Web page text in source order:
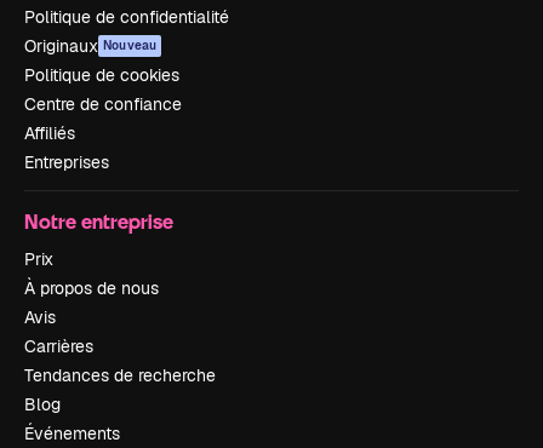
Politique de confidentialité
Originaux Nouveau
Politique de cookies
Centre de confiance
Affiliés
Entreprises
Notre entreprise
Prix
À propos de nous
Avis
Carrières
Tendances de recherche
Blog
Événements